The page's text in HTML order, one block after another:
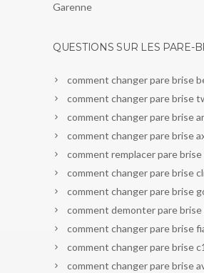
Garenne
QUESTIONS SUR LES PARE-
comment changer pare brise
comment changer pare brise
comment changer pare brise
comment changer pare brise
comment remplacer pare
comment changer pare brise
comment changer pare brise
comment demonter pare brise
comment changer pare brise
comment changer pare brise
comment changer pare brise